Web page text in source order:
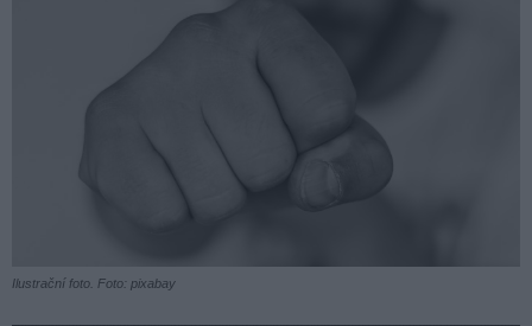
Ilustrační foto. Foto: pixabay